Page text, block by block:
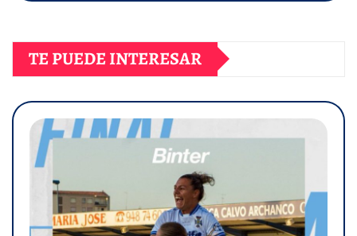
TE PUEDE INTERESAR